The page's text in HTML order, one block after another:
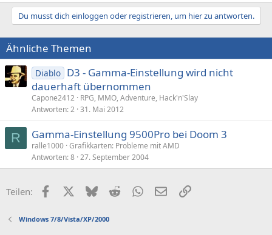
Du musst dich einloggen oder registrieren, um hier zu antworten.
Ähnliche Themen
Diablo D3 - Gamma-Einstellung wird nicht
dauerhaft übernommen
Capone2412 RPG, MMO, Adventure, Hack'n'Slay
Antworten 2 31. Mai 2012
R Gamma-Einstellung 9500Pro bei Doom 3
ralle1000 Grafikkarten: Probleme mit AMD
Antworten 8 27. September 2004
Teilen: FacebookX (Twitter)
BlueskyRedditWhatsApp
E-MailLink
Windows 7/8/Vista/XP/2000